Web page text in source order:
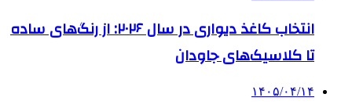
انتخاب کاغذ دیواری در سال ۲۰۲۶: از رنگ‌های ساده
تا کلاسیک‌های جاودان
۱۴۰۵/۰۴/۱۴